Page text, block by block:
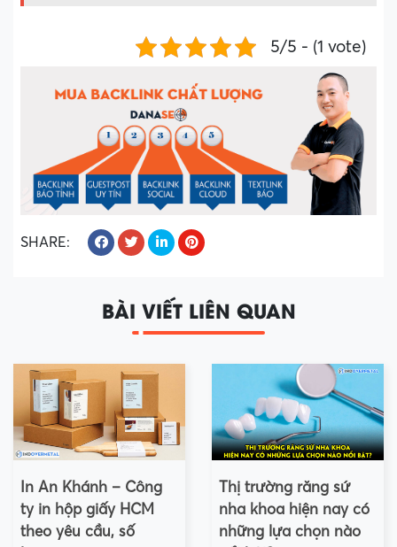
5/5 - (1 vote)
SHARE:
BÀI VIẾT LIÊN QUAN
In An Khánh – Công
ty in hộp giấy HCM
theo yêu cầu, số
Thị trường răng sứ
nha khoa hiện nay có
những lựa chọn nào